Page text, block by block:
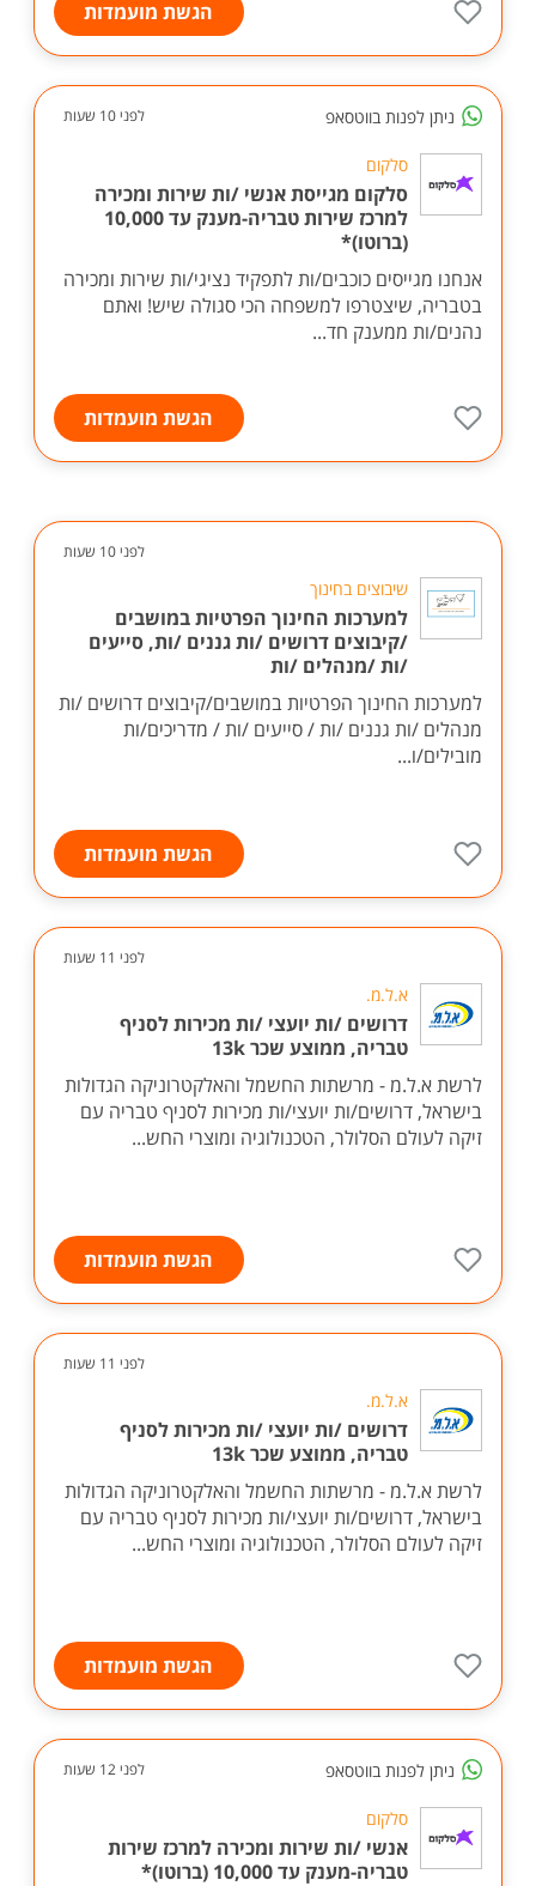
הגשת מועמדות
ניתן לפנות בווטסאפ לפני 10 שעות
סלקום
סלקום מגייסת אנשי /ות שירות ומכירה
למרכז שירות טבריה-מענק עד 10,000
(ברוטו)*
אנחנו מגייסים כוכבים/ות לתפקיד נציגי/ות שירות ומכירה
בטבריה, שיצטרפו למשפחה הכי סגולה שיש! ואתם
נהנים/ות ממענק חד...
הגשת מועמדות
לפני 10 שעות
שיבוצים בחינוך
למערכות החינוך הפרטיות במושבים
/קיבוצים דרושים /ות גננים /ות, סייעים
/ות /מנהלים /ות
למערכות החינוך הפרטיות במושבים/קיבוצים דרושים /ות
מנהלים /ות גננים /ות / סייעים /ות / מדריכים/ות
מובילים/ו...
הגשת מועמדות
לפני 11 שעות
א.ל.מ.
דרושים /ות יועצי /ות מכירות לסניף
טבריה, ממוצע שכר 13k
לרשת א.ל.מ - מרשתות החשמל והאלקטרוניקה הגדולות
בישראל, דרושים/ות יועצי/ות מכירות לסניף טבריה עם
זיקה לעולם הסלולר, הטכנולוגיה ומוצרי החש...
הגשת מועמדות
לפני 11 שעות
א.ל.מ.
דרושים /ות יועצי /ות מכירות לסניף
טבריה, ממוצע שכר 13k
לרשת א.ל.מ - מרשתות החשמל והאלקטרוניקה הגדולות
בישראל, דרושים/ות יועצי/ות מכירות לסניף טבריה עם
זיקה לעולם הסלולר, הטכנולוגיה ומוצרי החש...
הגשת מועמדות
ניתן לפנות בווטסאפ לפני 12 שעות
סלקום
אנשי /ות שירות ומכירה למרכז שירות
טבריה-מענק עד 10,000 (ברוטו)*